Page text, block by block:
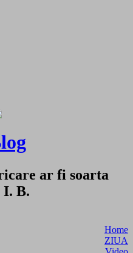
ar fi soarta
B.
Home
ZIUA